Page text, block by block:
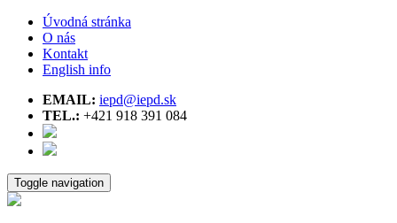
Úvodná stránka
O nás
Kontakt
English info
EMAIL: iepd@iepd.sk
TEL.: +421 918 391 084
Toggle navigation